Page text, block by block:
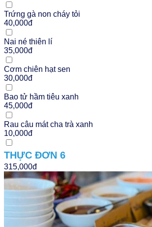
Trứng gà non cháy tỏi
40,000đ
Nai né thiên lí
35,000đ
Cơm chiên hạt sen
30,000đ
Bao tử hầm tiêu xanh
45,000đ
Rau câu mát cha trà xanh
10,000đ
THỰC ĐƠN 6
315,000đ